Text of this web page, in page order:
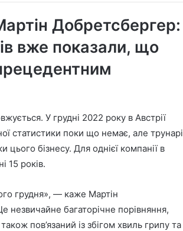
Добретсбергер:
вже показали, що
У грудні 2022 року в Австрії
статистики поки що немає, але трунарі
бізнесу. Для однієї компанії в
15 років.
грудня», — каже Мартін
багаторічне порівняння,
пов’язаний із збігом хвиль грипу та